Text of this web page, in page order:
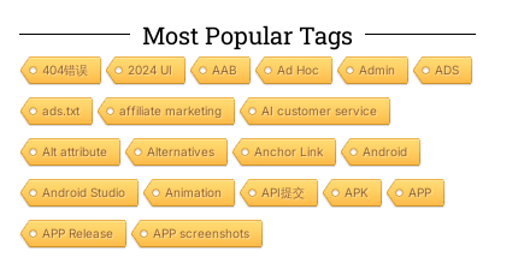
Most Popular Tags
404错误 2024 UI AAB Ad Hoc Admin ADS
ads.txt affiliate marketing AI customer service
Alt attribute Alternatives Anchor Link Android
Android Studio Animation API提交 APK APP
APP Release APP screenshots